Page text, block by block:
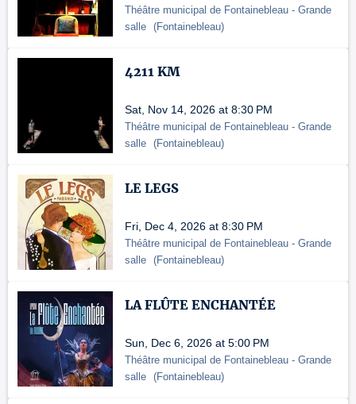
Théâtre municipal de Fontainebleau - Grande
salle (Fontainebleau)
4211 KM
Sat, Nov 14, 2026 at 8:30 PM
Théâtre municipal de Fontainebleau - Grande
salle (Fontainebleau)
LE LEGS
Fri, Dec 4, 2026 at 8:30 PM
Théâtre municipal de Fontainebleau - Grande
salle (Fontainebleau)
LA FLÛTE ENCHANTÉE
Sun, Dec 6, 2026 at 5:00 PM
Théâtre municipal de Fontainebleau - Grande
salle (Fontainebleau)